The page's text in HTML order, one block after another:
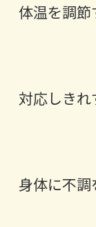
体温を調節
対応しき
身体に不調